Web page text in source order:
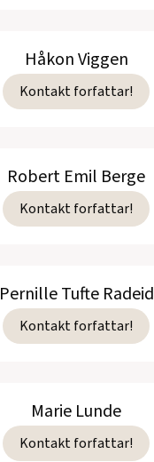
Håkon Viggen
Kontakt forfattar!
Robert Emil Berge
Kontakt forfattar!
Pernille Tufte Radeid
Kontakt forfattar!
Marie Lunde
Kontakt forfattar!